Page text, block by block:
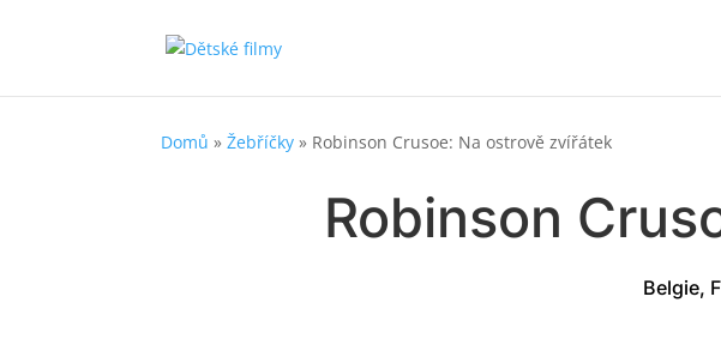
Domů »Žebříčky » Robinson Crusoe: Na ostrově zvířátek
Robinson
Belgie,